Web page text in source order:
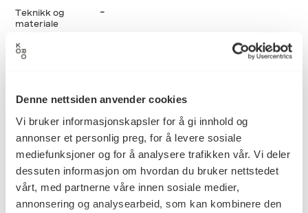
Denne nettsiden anvender cookies
Vi bruker informasjonskapsler for å gi innhold og
annonser et personlig preg, for å levere sosiale
mediefunksjoner og for å analysere trafikken vår. Vi deler
dessuten informasjon om hvordan du bruker nettstedet
vårt, med partnerne våre innen sosiale medier,
annonsering og analysearbeid, som kan kombinere den
Teknikk og
materiale
–
Dybde: 0cm
Høyde: 0cm
Diameter: 0cm
Reference KORO.002636